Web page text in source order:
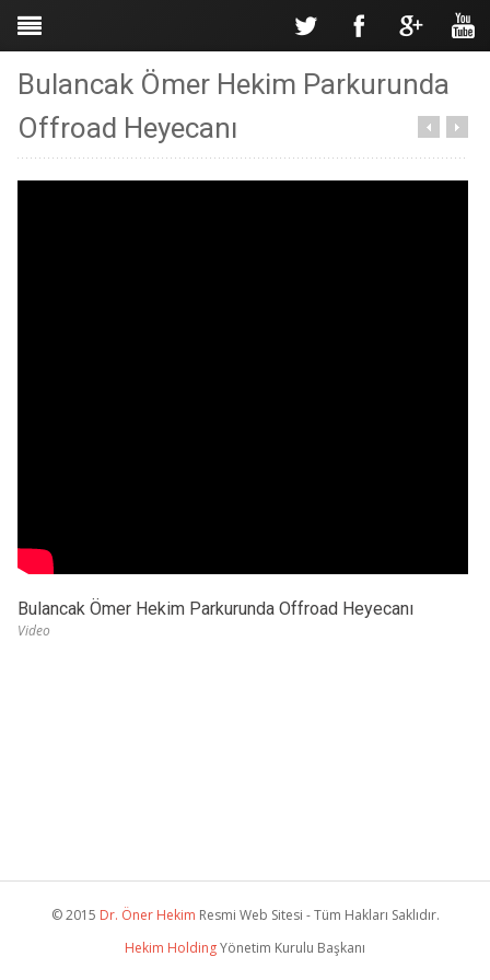
Bulancak Ömer Hekim Parkurunda
Offroad Heyecanı
Bulancak Ömer Hekim Parkurunda Offroad Heyecanı
Video
© 2015 Dr. Öner Hekim Resmi Web Sitesi - Tüm Hakları Saklıdır.
Hekim HoldingYönetim Kurulu Başkanı